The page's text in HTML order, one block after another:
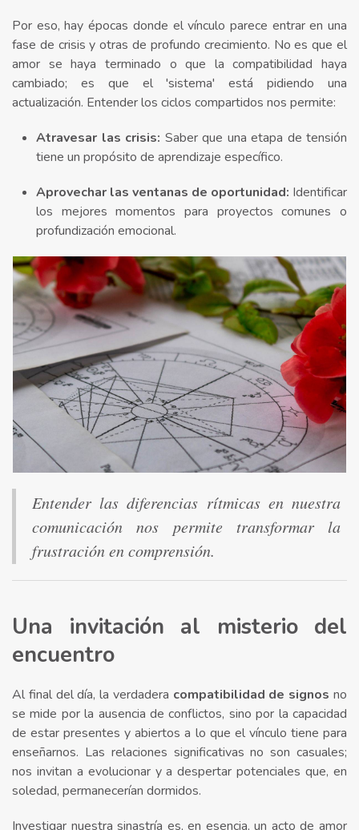
Por eso, hay épocas donde el vínculo parece entrar en una
fase de crisis y otras de profundo crecimiento. No es que el
amor se haya terminado o que la compatibilidad haya
cambiado; es que el 'sistema' está pidiendo una
actualización. Entender los ciclos compartidos nos permite:
Atravesar las crisis: Saber que una etapa de tensión
tiene un propósito de aprendizaje específico.
Aprovechar las ventanas de oportunidad: Identificar
los mejores momentos para proyectos comunes o
profundización emocional.
Entender las diferencias rítmicas en nuestra
comunicación nos permite transformar la
frustración en comprensión.
Una invitación al misterio del
encuentro
Al final del día, la verdadera compatibilidad de signos no
se mide por la ausencia de conflictos, sino por la capacidad
de estar presentes y abiertos a lo que el vínculo tiene para
enseñarnos. Las relaciones significativas no son casuales;
nos invitan a evolucionar y a despertar potenciales que, en
soledad, permanecerían dormidos.
Investigar nuestra sinastría es, en esencia, un acto de amor